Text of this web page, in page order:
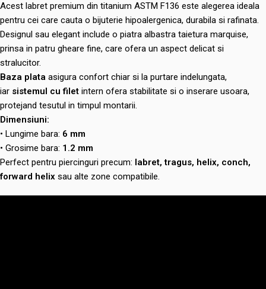
Acest labret premium din titanium ASTM F136 este alegerea ideala
pentru cei care cauta o bijuterie hipoalergenica, durabila si rafinata.
Designul sau elegant include o piatra albastra taietura marquise,
prinsa in patru gheare fine, care ofera un aspect delicat si
stralucitor.
Baza plata asigura confort chiar si la purtare indelungata,
iar sistemul cu filet intern ofera stabilitate si o inserare usoara,
protejand tesutul in timpul montarii.
Dimensiuni:
• Lungime bara: 6 mm
• Grosime bara: 1.2 mm
Perfect pentru piercinguri precum: labret, tragus, helix, conch,
forward helix sau alte zone compatibile.